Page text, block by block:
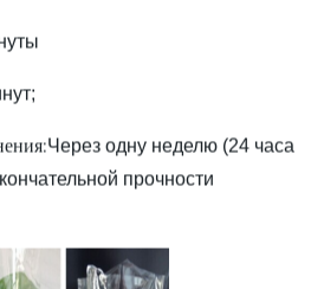
Через одну неделю (24 часа
прочности